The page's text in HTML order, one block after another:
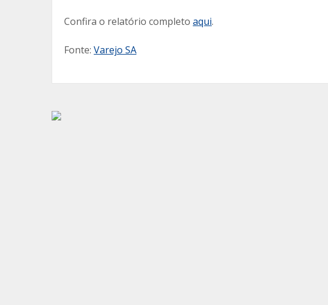
Confira o relatório completo aqui.
Fonte: Varejo SA